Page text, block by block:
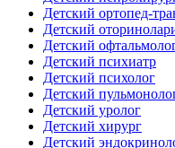
Детский ортопед-
Детский
Детский
Детский психиатр
Детский психолог
Детский
Детский уролог
Детский хирург
Детский